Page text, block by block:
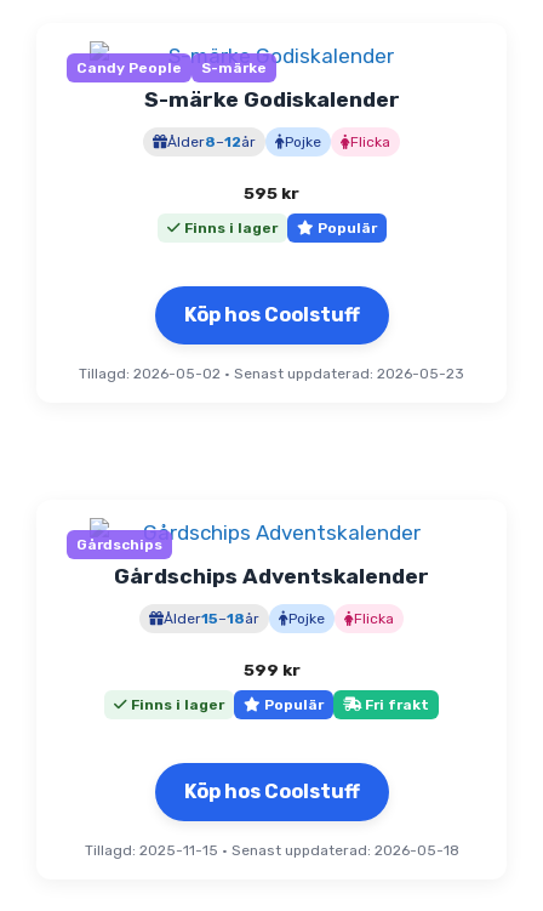
Candy People S-märke
S-märke Godiskalender
Ålder8–12år Pojke Flicka
595 kr
Finns i lager Populär
Köp hos Coolstuff
Tillagd: 2026-05-02 • Senast uppdaterad: 2026-05-23
Gårdschips
Gårdschips Adventskalender
Ålder15–18år Pojke Flicka
599 kr
Finns i lager Populär Fri frakt
Köp hos Coolstuff
Tillagd: 2025-11-15 • Senast uppdaterad: 2026-05-18